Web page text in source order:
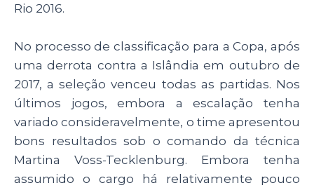
Rio 2016.
No processo de classificação para a Copa, após
uma derrota contra a Islândia em outubro de
2017, a seleção venceu todas as partidas. Nos
últimos jogos, embora a escalação tenha
variado consideravelmente, o time apresentou
bons resultados sob o comando da técnica
Martina Voss-Tecklenburg. Embora tenha
assumido o cargo há relativamente pouco